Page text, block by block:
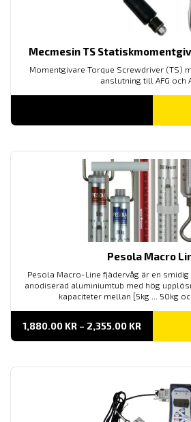
Mecmesin TS
Momentgivare Torque Screwdriver (TS)
anslutning till AFG och
Pesola Macro
Pesola Macro-Line fjädervåg är en
anodiserad aluminiumtub med hög
kapaciteter mellan [5kg ... 50kg
1,880.00 KR – 2,355.00 KR
TILL